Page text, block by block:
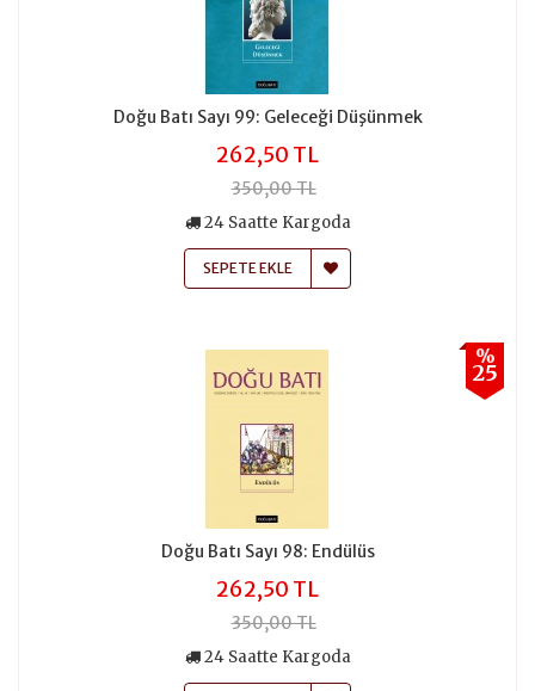
Doğu Batı Sayı 99: Geleceği Düşünmek
262,50 TL
350,00 TL
24 Saatte Kargoda
SEPETE EKLE
%
25
Doğu Batı Sayı 98: Endülüs
262,50 TL
350,00 TL
24 Saatte Kargoda